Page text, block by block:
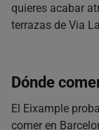
quieres acabar
terrazas de Via
Dónde
El Eixample
comer en